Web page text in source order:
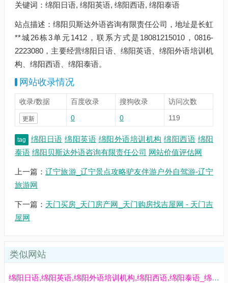
关键词：绵阳日语, 绵阳英语, 绵阳西语, 绵阳泰语
站点描述：绵阳贝斯达外语咨询有限责任公司，地址是长虹
**城26栋3单元1412，联系方式是18081215010，0816-
2223080，主要经营绵阳日语、绵阳英语、绵阳外语培训机
构、绵阳西语、绵阳泰语。
网站收录情况
收录/数据 百度收录 搜狗收录 访问次数
更新 0 0 119
tag 绵阳日语 绵阳英语 绵阳外语培训机构 绵阳西语 绵阳
泰语 绵阳贝斯达外语咨询有限责任公司 网站价值评估网
上一篇：辽宁旅游_辽宁景点攻略驴友伴游户外自驾游-辽宁
旅游网
下一篇： 天门买房_天门房产网_天门购房找吉屋网 - 天门吉
屋网
类似网站
绵阳日语,绵阳英语,绵阳外语培训机构,绵阳西语,绵阳泰语_绵阳贝斯达外语咨询有限责任公司 - 八方资源网